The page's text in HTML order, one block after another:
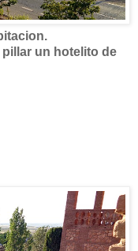
pillar un hotelito de